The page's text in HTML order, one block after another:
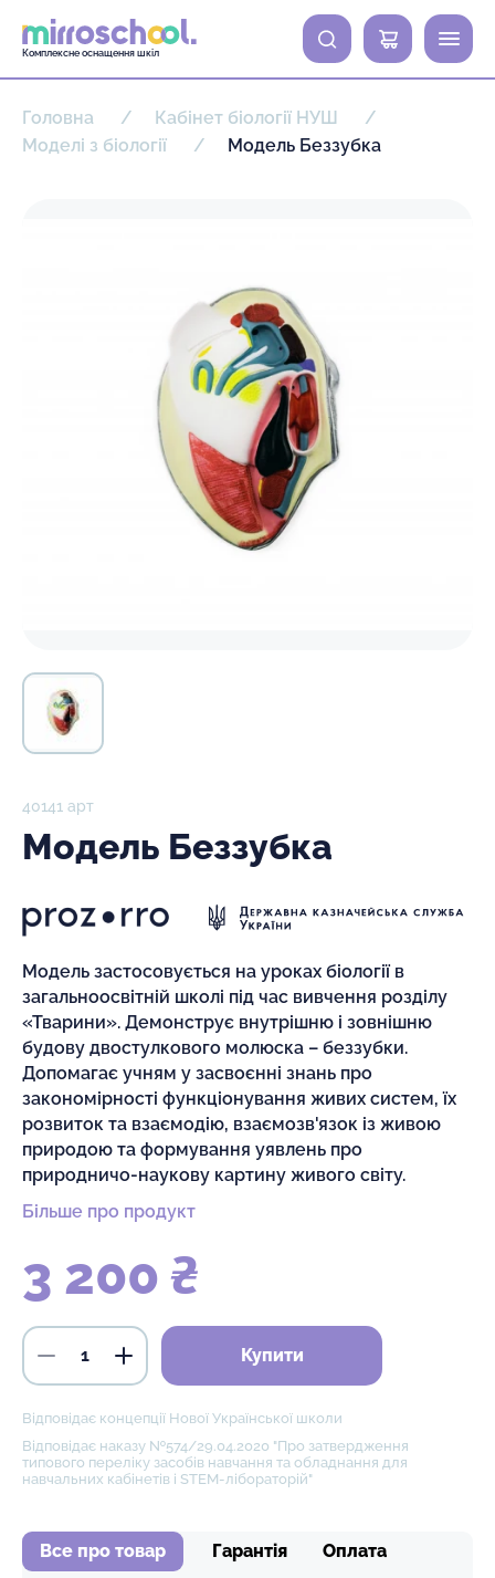
Комплексне оснащення шкіл
0
Головна
Кабінет біології НУШ
Моделі з біології
Модель Беззубка
40141 арт
Модель Беззубка
Модель застосовується на уроках біології в
загальноосвітній школі під час вивчення розділу
«Тварини». Демонструє внутрішню і зовнішню
будову двостулкового молюска – беззубки.
Допомагає учням у засвоєнні знань про
закономірності функціонування живих систем, їх
розвиток та взаємодію, взаємозв'язок із живою
природою та формування уявлень про
природничо-наукову картину живого світу.
Більше про продукт
3 200 ₴
Купити
Відповідає концепції Нової Української школи
Відповідає наказу №574/29.04.2020 "Про затвердження
типового переліку засобів навчання та обладнання для
навчальних кабінетів і STEM-лібораторій"
Все про товар Гарантія
Оплата